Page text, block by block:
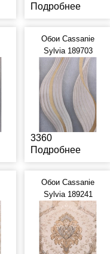
Подробнее
Обои Cassanie
Sylvia 189703
3360
Подробнее
Обои Cassanie
Sylvia 189241